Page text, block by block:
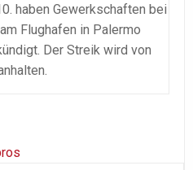
haben Gewerkschaften bei
Flughafen in Palermo
Der Streik wird von